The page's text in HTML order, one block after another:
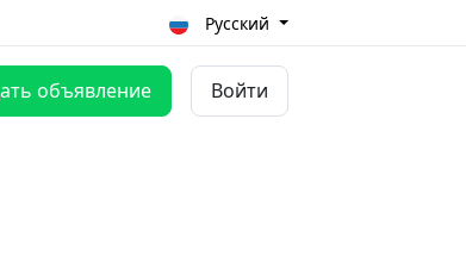
Русский
объявление Войти